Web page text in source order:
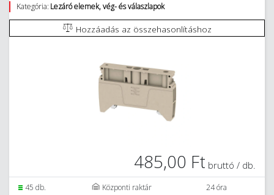
Kategória: Lezáró elemek, vég- és válaszlapok
Hozzáadás az összehasonlításhoz
485,00 Ft bruttó / db.
45 db. Központi raktár
24 óra